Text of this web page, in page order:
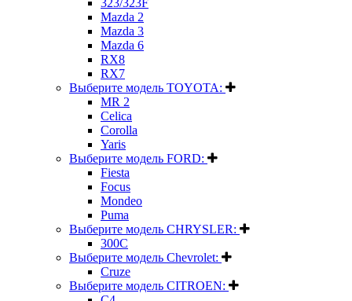
323/323F
Mazda 2
Mazda 3
Mazda 6
RX8
RX7
Выберите модель TOYOTA:
MR 2
Celica
Corolla
Yaris
Выберите модель FORD:
Fiesta
Focus
Mondeo
Puma
Выберите модель CHRYSLER:
300C
Выберите модель Chevrolet:
Cruze
Выберите модель CITROEN: